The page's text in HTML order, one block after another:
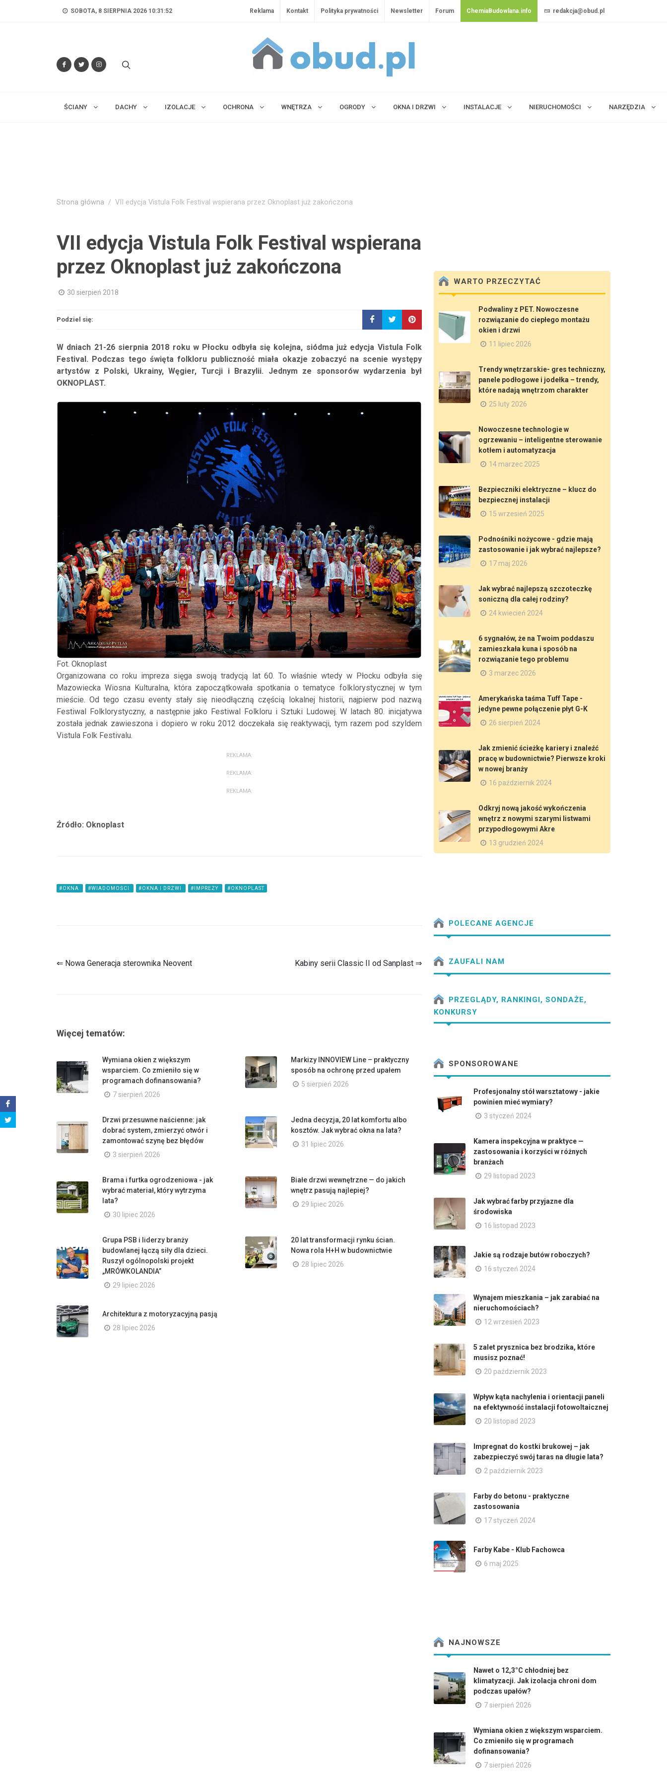
SOBOTA, 8 SIERPNIA 2026 10:31:54 Reklama Kontakt Polityka prywatności Newsletter Forum ChemiaBudowlana.info redakcja@obud.pl
ŚCIANY DACHY IZOLACJE OCHRONA WNĘTRZA OGRODY OKNA I DRZWI INSTALACJE NIERUCHOMOŚCI NARZĘDZIA
Strona główna VII edycja Vistula Folk Festival wspierana przez Oknoplast już zakończona
VII edycja Vistula Folk Festival wspierana
przez Oknoplast już zakończona
30 sierpień 2018
Podziel się:
W dniach 21-26 sierpnia 2018 roku w Płocku odbyła się kolejna, siódma już edycja Vistula Folk
Festival. Podczas tego święta folkloru publiczność miała okazje zobaczyć na scenie występy
artystów z Polski, Ukrainy, Węgier, Turcji i Brazylii. Jednym ze sponsorów wydarzenia był
OKNOPLAST.
Fot. Oknoplast
Organizowana co roku impreza sięga swoją tradycją lat 60. To właśnie wtedy w Płocku odbyła się
Mazowiecka Wiosna Kulturalna, która zapoczątkowała spotkania o tematyce folklorystycznej w tym
mieście. Od tego czasu eventy stały się nieodłączną częścią lokalnej historii, najpierw pod nazwą
Festiwal Folklorystyczny, a następnie jako Festiwal Folkloru i Sztuki Ludowej. W latach 80. inicjatywa
została jednak zawieszona i dopiero w roku 2012 doczekała się reaktywacji, tym razem pod szyldem
Vistula Folk Festivalu.
REKLAMA:
REKLAMA:
REKLAMA:
Źródło: Oknoplast
#OKNA #WIADOMOŚCI #OKNA I DRZWI #IMPREZY #OKNOPLAST
⇐ Nowa Generacja sterownika Neovent Kabiny serii Classic II od Sanplast ⇒
Więcej tematów:
Wymiana okien z większym
wsparciem. Co zmieniło się w
programach dofinansowania?
7 sierpień 2026
Markizy INNOVIEW Line – praktyczny
sposób na ochronę przed upałem
5 sierpień 2026
Drzwi przesuwne naścienne: jak
dobrać system, zmierzyć otwór i
zamontować szynę bez błędów
3 sierpień 2026
Jedna decyzja, 20 lat komfortu albo
kosztów. Jak wybrać okna na lata?
31 lipiec 2026
Brama i furtka ogrodzeniowa - jak
wybrać materiał, który wytrzyma
lata?
30 lipiec 2026
Białe drzwi wewnętrzne — do jakich
wnętrz pasują najlepiej?
29 lipiec 2026
Grupa PSB i liderzy branży
budowlanej łączą siły dla dzieci.
Ruszył ogólnopolski projekt
„MRÓWKOLANDIA”
29 lipiec 2026
20 lat transformacji rynku ścian.
Nowa rola H+H w budownictwie
28 lipiec 2026
Architektura z motoryzacyjną pasją
28 lipiec 2026
WARTO PRZECZYTAĆ
Podwaliny z PET. Nowoczesne
rozwiązanie do ciepłego montażu
okien i drzwi
11 lipiec 2026
Trendy wnętrzarskie- gres techniczny,
panele podłogowe i jodełka – trendy,
które nadają wnętrzom charakter
25 luty 2026
Nowoczesne technologie w
ogrzewaniu – inteligentne sterowanie
kotłem i automatyzacja
14 marzec 2025
Bezpieczniki elektryczne – klucz do
bezpiecznej instalacji
15 wrzesień 2025
Podnośniki nożycowe - gdzie mają
zastosowanie i jak wybrać najlepsze?
17 maj 2026
Jak wybrać najlepszą szczoteczkę
soniczną dla całej rodziny?
24 kwiecień 2024
6 sygnałów, że na Twoim poddaszu
zamieszkała kuna i sposób na
rozwiązanie tego problemu
3 marzec 2026
Amerykańska taśma Tuff Tape -
jedyne pewne połączenie płyt G-K
26 sierpień 2024
Jak zmienić ścieżkę kariery i znaleźć
pracę w budownictwie? Pierwsze kroki
w nowej branży
16 październik 2024
Odkryj nową jakość wykończenia
wnętrz z nowymi szarymi listwami
przypodłogowymi Akre
13 grudzień 2024
POLECANE AGENCJE
ZAUFALI NAM
PRZEGLĄDY, RANKINGI, SONDAŻE,
KONKURSY
SPONSOROWANE
Profesjonalny stół warsztatowy - jakie
powinien mieć wymiary?
3 styczeń 2024
Kamera inspekcyjna w praktyce —
zastosowania i korzyści w różnych
branżach
29 listopad 2023
Jak wybrać farby przyjazne dla
środowiska
16 listopad 2023
Jakie są rodzaje butów roboczych?
16 styczeń 2024
Wynajem mieszkania – jak zarabiać na
nieruchomościach?
12 wrzesień 2023
5 zalet prysznica bez brodzika, które
musisz poznać!
20 październik 2023
Wpływ kąta nachylenia i orientacji paneli
na efektywność instalacji fotowoltaicznej
20 listopad 2023
Impregnat do kostki brukowej – jak
zabezpieczyć swój taras na długie lata?
2 październik 2023
Farby do betonu - praktyczne
zastosowania
17 styczeń 2024
Farby Kabe - Klub Fachowca
6 maj 2025
NAJNOWSZE
Nawet o 12,3°C chłodniej bez
klimatyzacji. Jak izolacja chroni dom
podczas upałów?
7 sierpień 2026
Wymiana okien z większym wsparciem.
Co zmieniło się w programach
dofinansowania?
7 sierpień 2026